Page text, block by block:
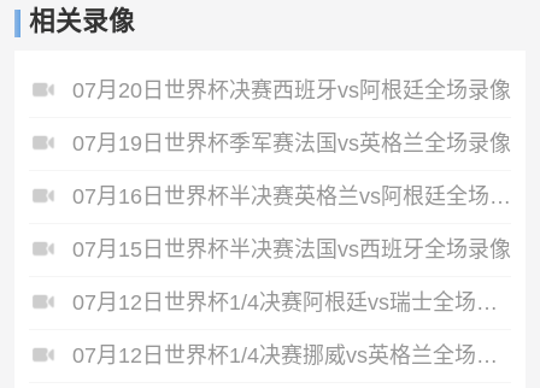
相关录像
07月20日世界杯决赛西班牙vs阿根廷全场录像
07月19日世界杯季军赛法国vs英格兰全场录像
07月16日世界杯半决赛英格兰vs阿根廷全场录像
07月15日世界杯半决赛法国vs西班牙全场录像
07月12日世界杯1/4决赛阿根廷vs瑞士全场录像
07月12日世界杯1/4决赛挪威vs英格兰全场录像